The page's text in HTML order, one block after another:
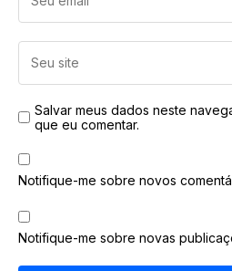
Salvar meus dados neste
que eu comentar.
Notifique-me sobre novos
Notifique-me sobre novas